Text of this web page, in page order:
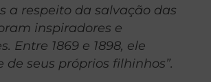
a respeito da salvação das
inspiradores e
Entre 1869 e 1898, ele
de seus próprios filhinhos”.